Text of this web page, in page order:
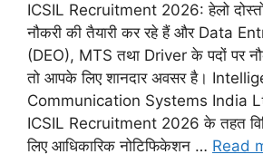
ICSIL Recruitment 2026: हेलो
नौकरी की तैयारी कर रहे हैं और Data
(DEO), MTS तथा Driver के पदों पर
तो आपके लिए शानदार अवसर है।
Communication Systems India
ICSIL Recruitment 2026 के तहत
लिए आधिकारिक नोटिफिकेशन … Read